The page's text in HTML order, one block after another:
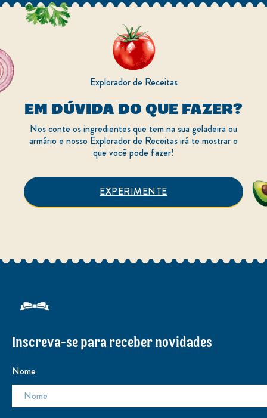
Explorador de Receitas
EM DÚVIDA DO QUE FAZER?
Nos conte os ingredientes que tem na sua geladeira ou
armário e nosso Explorador de Receitas irá te mostrar o
que você pode fazer!
EXPERIMENTE
Inscreva-se para receber novidades
Nome